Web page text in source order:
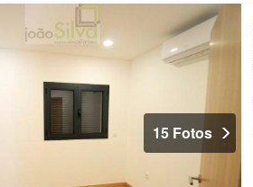
15 Fotos